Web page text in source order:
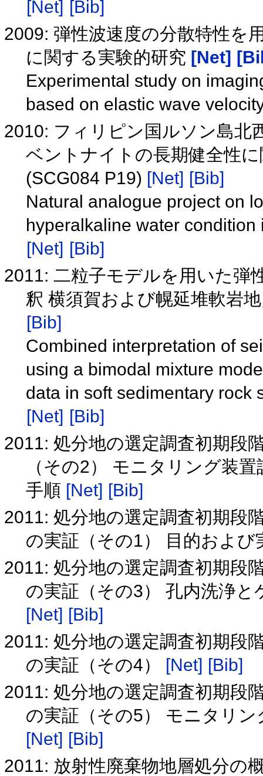
[Net] [Bib]
2009: 弾性波速度の分散特性を
に関する実験的研究 [Net]
Experimental study on
based on elastic wave
2010: フィリピン国ルソン島北
ベントナイトの長期健全性
(SCG084 P19) [Net] [Bib]
Natural analogue project on
hyperalkaline water
[Net] [Bib]
2011: 二粒子モデルを用いた弾
釈 横須賀および幌延堆軟岩
[Bib]
Combined interpretation of
using a bimodal mixture
data in soft sedimentary rock
[Net] [Bib]
2011: 処分地の選定調査初期段
（その2） モニタリング装
手順 [Net] [Bib]
2011: 処分地の選定調査初期段
の実証（その1） 目的およ
2011: 処分地の選定調査初期段
の実証（その3） 孔内洗浄
[Net] [Bib]
2011: 処分地の選定調査初期段
の実証（その4） [Net] [Bib]
2011: 処分地の選定調査初期段
の実証（その5） モニタリ
[Net] [Bib]
2011: 放射性廃棄物地層処分の